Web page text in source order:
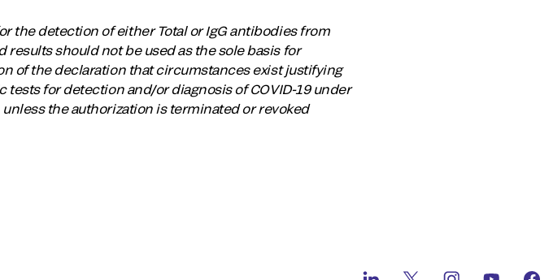
the detection of either Total or IgG antibodies from
results should not be used as the sole basis for
of the declaration that circumstances exist justifying
for detection and/or diagnosis of COVID-19 under
the authorization is terminated or revoked